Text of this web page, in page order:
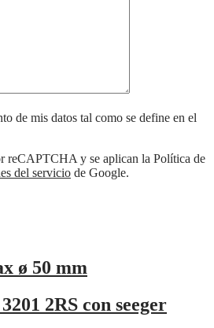
de mis datos tal como se define en el
reCAPTCHA y se aplican la Política de
del servicio de Google.
ø 50 mm
2RS con seeger